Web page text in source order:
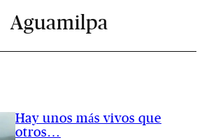
Aguamilpa
Hay unos más vivos que
otros…